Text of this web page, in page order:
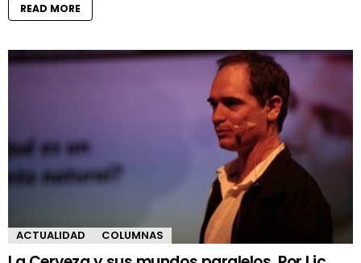
READ MORE
ACTUALIDAD COLUMNAS